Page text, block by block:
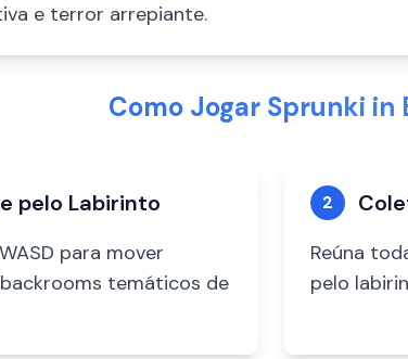
e terror arrepiante.
Como Jogar Sprunki
pelo Labirinto
para mover
temáticos de
2
Reúna
pelo